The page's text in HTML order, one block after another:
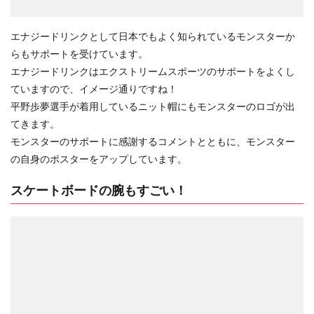
エナジードリンクとして日本でもよく知られているモンスターか
らもサポートを受けています。
エナジードリンクはエクストリームスポーツのサポートをよくし
ていますので、イメージ通りですね！
平野歩夢選手が着用しているニット帽にもモンスターのロゴが出
てきます。
モンスターのサポートに感謝するコメントとともに、モンスター
の自身のポスターをアップしています。
スケートボードの腕もすごい！